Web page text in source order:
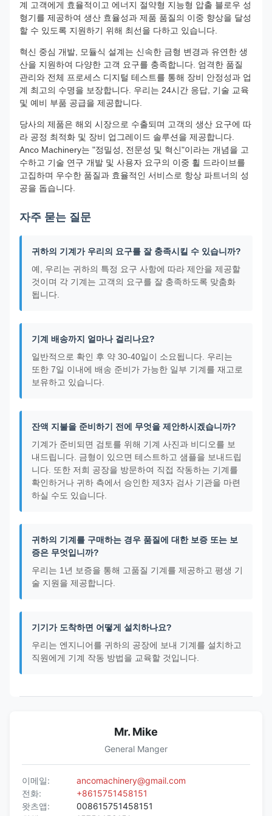
계 고객에게 효율적이고 에너지 절약형 지능형 압출 블로우 성
형기를 제공하여 생산 효율성과 제품 품질의 이중 향상을 달성
할 수 있도록 지원하기 위해 최선을 다하고 있습니다.
혁신 중심 개발, 모듈식 설계는 신속한 금형 변경과 유연한 생
산을 지원하여 다양한 고객 요구를 충족합니다. 엄격한 품질
관리와 전체 프로세스 디지털 테스트를 통해 장비 안정성과 업
계 최고의 수명을 보장합니다. 우리는 24시간 응답, 기술 교육
및 예비 부품 공급을 제공합니다.
당사의 제품은 해외 시장으로 수출되며 고객의 생산 요구에 따
라 공정 최적화 및 장비 업그레이드 솔루션을 제공합니다.
Anco Machinery는 "정밀성, 전문성 및 혁신"이라는 개념을 고
수하고 기술 연구 개발 및 사용자 요구의 이중 휠 드라이브를
고집하며 우수한 품질과 효율적인 서비스로 항상 파트너의 성
공을 돕습니다.
자주 묻는 질문
귀하의 기계가 우리의 요구를 잘 충족시킬 수 있습니까?
예, 우리는 귀하의 특정 요구 사항에 따라 제안을 제공할
것이며 각 기계는 고객의 요구를 잘 충족하도록 맞춤화
됩니다.
기계 배송까지 얼마나 걸리나요?
일반적으로 확인 후 약 30-40일이 소요됩니다. 우리는
또한 7일 이내에 배송 준비가 가능한 일부 기계를 재고로
보유하고 있습니다.
잔액 지불을 준비하기 전에 무엇을 제안하시겠습니까?
기계가 준비되면 검토를 위해 기계 사진과 비디오를 보
내드립니다. 금형이 있으면 테스트하고 샘플을 보내드립
니다. 또한 저희 공장을 방문하여 직접 작동하는 기계를
확인하거나 귀하 측에서 승인한 제3자 검사 기관을 마련
하실 수도 있습니다.
귀하의 기계를 구매하는 경우 품질에 대한 보증 또는 보
증은 무엇입니까?
우리는 1년 보증을 통해 고품질 기계를 제공하고 평생 기
술 지원을 제공합니다.
기기가 도착하면 어떻게 설치하나요?
우리는 엔지니어를 귀하의 공장에 보내 기계를 설치하고
직원에게 기계 작동 방법을 교육할 것입니다.
Mr. Mike
General Manger
이메일:
ancomachinery@gmail.com
전화:
+8615751458151
왓츠앱:
008615751458151